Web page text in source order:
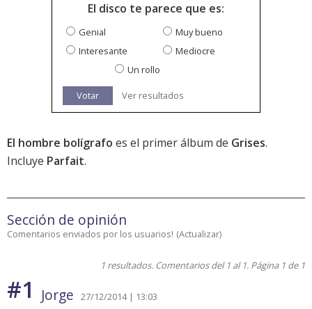
El disco te parece que es:
Genial
Muy bueno
Interesante
Mediocre
Un rollo
Votar Ver resultados
El hombre bolígrafo es el primer álbum de Grises.
Incluye Parfait.
Sección de opinión
Comentarios enviados por los usuarios! (Actualizar)
1 resultados. Comentarios del 1 al 1. Página 1 de 1
#1 Jorge 27/12/2014 | 13:03